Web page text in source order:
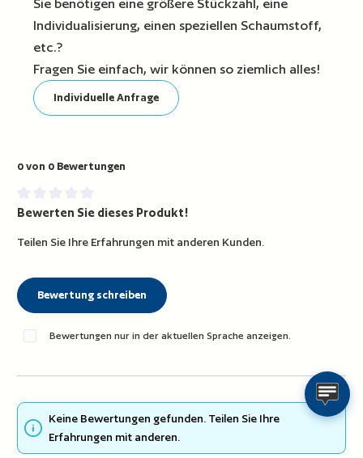
Sie benötigen eine größere Stückzahl, eine
Individualisierung, einen speziellen Schaumstoff,
etc.?
Fragen Sie einfach, wir können so ziemlich alles!
Individuelle Anfrage
0 von 0 Bewertungen
Durchschnittliche Bewertung von 0 von 5 Sternen
Bewerten Sie dieses Produkt!
Teilen Sie Ihre Erfahrungen mit anderen Kunden.
Bewertung schreiben
Bewertungen nur in der aktuellen Sprache anzeigen.
Keine Bewertungen gefunden. Teilen Sie Ihre
Erfahrungen mit anderen.